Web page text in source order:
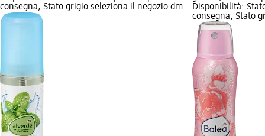
consegna, Stato grigio seleziona il negozio dm
Disponibilità:
consegna, Stato